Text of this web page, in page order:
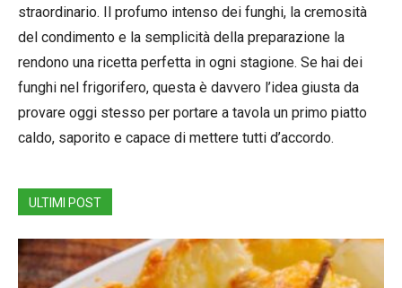
straordinario. Il profumo intenso dei funghi, la cremosità
del condimento e la semplicità della preparazione la
rendono una ricetta perfetta in ogni stagione. Se hai dei
funghi nel frigorifero, questa è davvero l’idea giusta da
provare oggi stesso per portare a tavola un primo piatto
caldo, saporito e capace di mettere tutti d’accordo.
ULTIMI POST